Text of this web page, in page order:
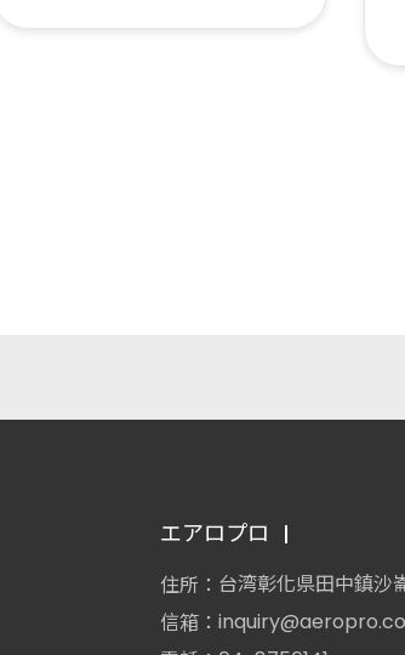
エアロプロ
住所： 台湾彰化県田中鎮沙
信箱：